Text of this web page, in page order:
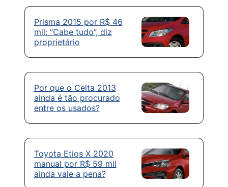
Prisma 2015 por R$ 46
mil: “Cabe tudo”, diz
proprietário
Por que o Celta 2013
ainda é tão procurado
entre os usados?
Toyota Etios X 2020
manual por R$ 59 mil
ainda vale a pena?